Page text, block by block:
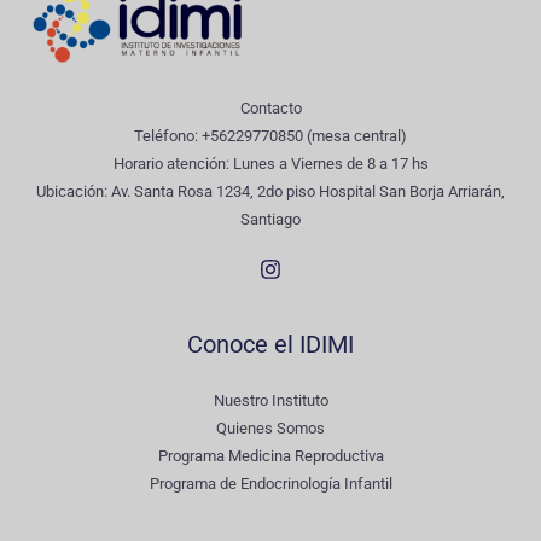
Contacto
Teléfono: +56229770850 (mesa central)
Horario atención: Lunes a Viernes de 8 a 17 hs
Ubicación: Av. Santa Rosa 1234, 2do piso Hospital San Borja Arriarán,
Santiago
Conoce el IDIMI
Nuestro Instituto
Quienes Somos
Programa Medicina Reproductiva
Programa de Endocrinología Infantil